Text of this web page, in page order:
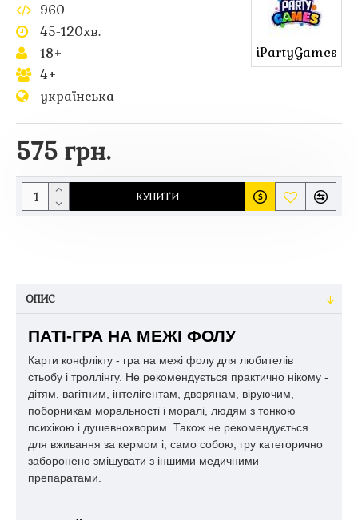
575 грн.
960
45-120хв.
18+
4+
українська
iPartyGames
КУПИТИ
ОПИС
ПАТІ-ГРА НА МЕЖІ ФОЛУ
Карти конфлікту - гра на межі фолу для любителів
стьобу і троллінгу. Не рекомендується практично нікому -
дітям, вагітним, інтелігентам, дворянам, віруючим,
поборникам моральності і моралі, людям з тонкою
психікою і душевнохворим. Також не рекомендується
для вживання за кермом і, само собою, гру категорично
заборонено змішувати з іншими медичними
препаратами.